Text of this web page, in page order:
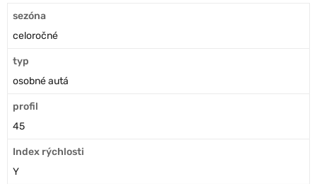
sezóna
celoročné
typ
osobné autá
profil
45
Index rýchlosti
Y